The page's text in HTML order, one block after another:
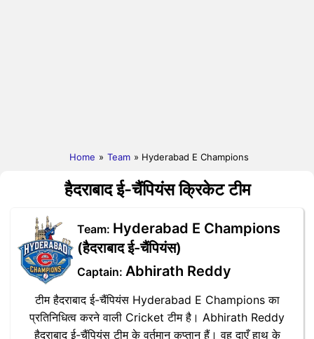
Home » Team » Hyderabad E Champions
हैदराबाद ई-चैंपियंस क्रिकेट टीम
Team: Hyderabad E Champions
(हैदराबाद ई-चैंपियंस)
Captain: Abhirath Reddy
टीम हैदराबाद ई-चैंपियंस Hyderabad E Champions का
प्रतिनिधित्व करने वाली Cricket टीम है। Abhirath Reddy
हैदराबाद ई-चैंपियंस टीम के वर्तमान कप्तान हैं। वह दाएँ हाथ के